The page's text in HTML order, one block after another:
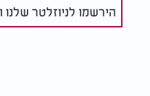
הירשמו לניוזלטר